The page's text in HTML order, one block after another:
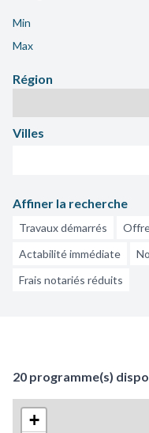
Min
Max
Région
Villes
Affiner la recherche
Travaux démarrés
Actabilité immédiate
Frais notariés réduits
20 programme(s)
+